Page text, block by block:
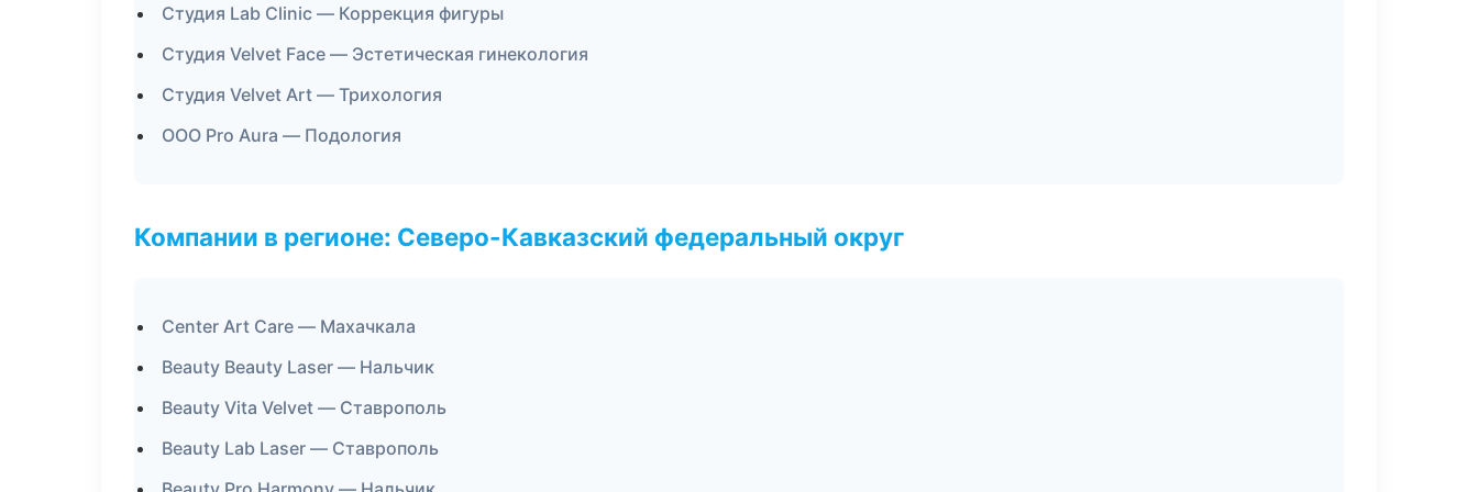
Студия Lab Clinic — Коррекция фигуры
Студия Velvet Face — Эстетическая гинекология
Студия Velvet Art — Трихология
ООО Pro Aura — Подология
Компании в регионе: Северо-Кавказский федеральный округ
Center Art Care — Махачкала
Beauty Beauty Laser — Нальчик
Beauty Vita Velvet — Ставрополь
Beauty Lab Laser — Ставрополь